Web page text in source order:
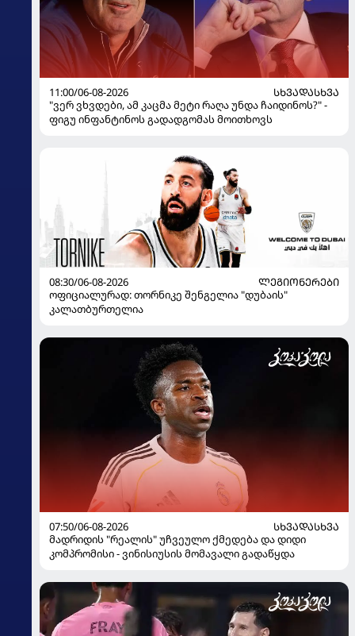
11:00/06-08-2026
ᲡᲮᲕᲐᲓᲐᲡᲮᲕᲐ
"ვერ ვხვდები, ამ კაცმა მეტი რაღა უნდა ჩაიდინოს?" -
ფიგუ ინფანტინოს გადადგომას მოითხოვს
08:30/06-08-2026
ᲚᲔᲒᲘᲝᲜᲔᲠᲔᲑᲘ
ოფიციალურად: თორნიკე შენგელია "დუბაის"
კალათბურთელია
07:50/06-08-2026
ᲡᲮᲕᲐᲓᲐᲡᲮᲕᲐ
მადრიდის "რეალის" უჩვეულო ქმედება და დიდი
კომპრომისი - ვინისიუსის მომავალი გადაწყდა